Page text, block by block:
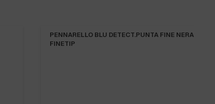
PENNARELLO BLU DETECT.PUNTA FINE NERA D-